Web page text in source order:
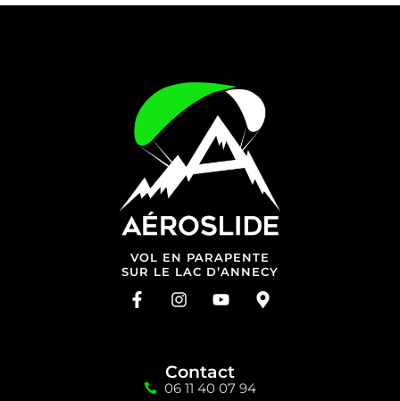
Contact
06 11 40 07 94
VOL EN PARAPENTE
SUR LE LAC D’ANNECY